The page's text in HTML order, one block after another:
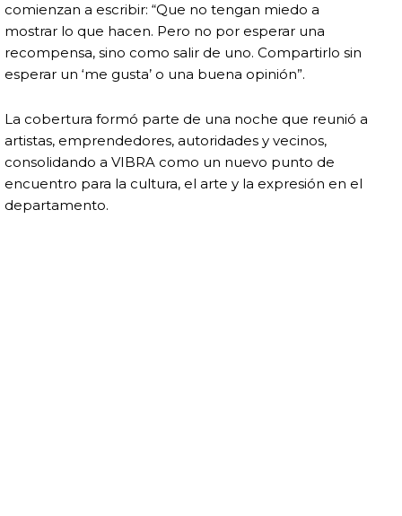
comienzan a escribir: “Que no tengan miedo a
mostrar lo que hacen. Pero no por esperar una
recompensa, sino como salir de uno. Compartirlo sin
esperar un ‘me gusta’ o una buena opinión”.
La cobertura formó parte de una noche que reunió a
artistas, emprendedores, autoridades y vecinos,
consolidando a VIBRA como un nuevo punto de
encuentro para la cultura, el arte y la expresión en el
departamento.